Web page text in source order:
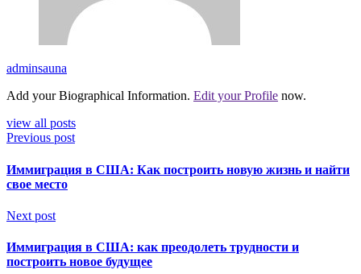
adminsauna
Add your Biographical Information. Edit your Profile now.
view all posts
Previous post
Иммиграция в США: Как построить новую жизнь и найти
свое место
Next post
Иммиграция в США: как преодолеть трудности и
построить новое будущее